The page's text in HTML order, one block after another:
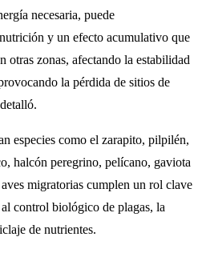
necesaria, puede
y un efecto acumulativo que
otras zonas, afectando la estabilidad
la pérdida de sitios de
especies como el zarapito, pilpilén,
halcón peregrino, pelícano, gaviota
migratorias cumplen un rol clave
control biológico de plagas, la
de nutrientes.